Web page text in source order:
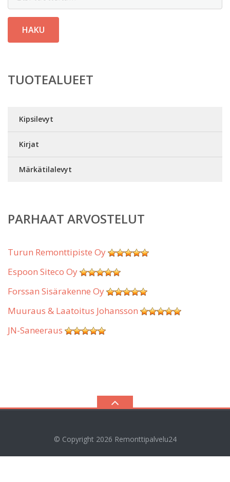
HAKU
TUOTEALUEET
Kipsilevyt
Kirjat
Märkätilalevyt
PARHAAT ARVOSTELUT
Turun Remonttipiste Oy
Espoon Siteco Oy
Forssan Sisärakenne Oy
Muuraus & Laatoitus Johansson
JN-Saneeraus
© Copyright 2026 Remonttipalvelu24